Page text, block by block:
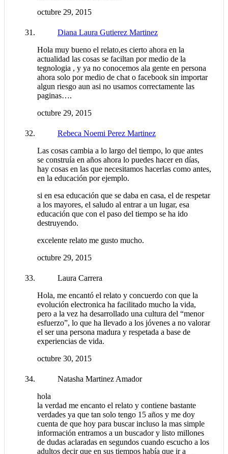
octubre 29, 2015
Diana Laura Gutierez Martinez
Hola muy bueno el relato,es cierto ahora en la
actualidad las cosas se faciltan por medio de la
tegnologia , y ya no conocemos ala gente en persona
ahora solo por medio de chat o facebook sin importar
algun riesgo aun asi no usamos correctamente las
paginas….
octubre 29, 2015
Rebeca Noemi Perez Martinez
Las cosas cambia a lo largo del tiempo, lo que antes
se construía en años ahora lo puedes hacer en días,
hay cosas en las que necesitamos hacerlas como antes,
en la educación por ejemplo.
si en esa educación que se daba en casa, el de respetar
a los mayores, el saludo al entrar a un lugar, esa
educación que con el paso del tiempo se ha ido
destruyendo.
excelente relato me gusto mucho.
octubre 29, 2015
Laura Carrera
Hola, me encantó el relato y concuerdo con que la
evolución electronica ha facilitado mucho la vida,
pero a la vez ha desarrollado una cultura del “menor
esfuerzo”, lo que ha llevado a los jóvenes a no valorar
el ser una persona madura y respetada a base de
experiencias de vida.
octubre 30, 2015
Natasha Martinez Amador
hola
la verdad me encanto el relato y contiene bastante
verdades ya que tan solo tengo 15 años y me doy
cuenta de que hoy para buscar incluso la mas simple
información entramos a un buscador y listo millones
de dudas aclaradas en segundos cuando escucho a los
adultos decir que en sus tiempos había que ir a